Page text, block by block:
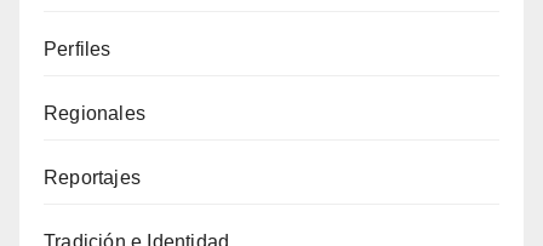
Perfiles
Regionales
Reportajes
Tradición e Identidad